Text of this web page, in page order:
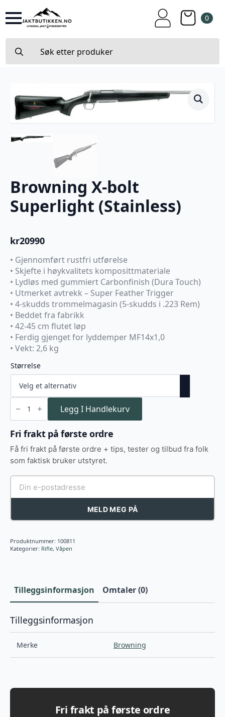
0
for:
Browning X-bolt
Superlight (Stainless)
kr20990
• Gjennomført rustfri utførelse
• Skjefte i høykvalitets komposittmateriale
• Lydløs med gummiert Carbonfinish (Dura Touch)
• Utmerket avtrekk – Super Feather Trigger
• 4-skudds trommelmagasin (5-skudds i .223 Rem)
• Beddet fra fabrikk
• 42-45 cm flutet løp
• Ferdig gjenget for lyddemper MF14x1,0
• Vekt: 2,6 kg
Størrelse
Browning
Superlight
(Stainless)
antall
Legg I Handlekurv
Fri frakt på første ordre
Få fri frakt på første ordre + tips, tester og tilbud fra folk
som faktisk bruker utstyret.
MELD MEG PÅ
Produktnummer: 100811
Kategorier: Rifle, Våpen
Tilleggsinformasjon Omtaler (0)
Tilleggsinformasjon
Merke Browning
Fri frakt på første ordre